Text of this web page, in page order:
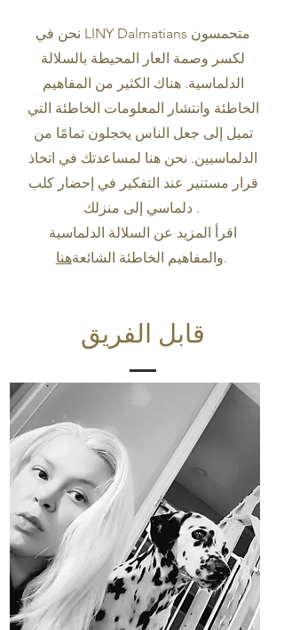
نحن في LINY Dalmatians متحمسون
لكسر وصمة العار المحيطة بالسلالة
الدلماسية. هناك الكثير من المفاهيم
الخاطئة وانتشار المعلومات الخاطئة التي
تميل إلى جعل الناس يخجلون تمامًا من
الدلماسيين. نحن هنا لمساعدتك في اتخاذ
قرار مستنير عند التفكير في إحضار كلب
دلماسي إلى منزلك .
اقرأ المزيد عن السلالة الدلماسية
والمفاهيم الخاطئة الشائعةهنا .
قابل الفريق